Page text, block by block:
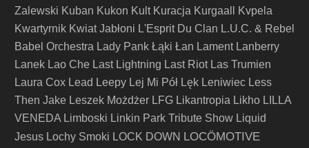
Zalewski Kuban Kukon Kult Kuracja Kurgaall
Kvpela
Kwartyrnik Kwiat Jabłoni L'Esprit Du Clan L.U.C. & Rebel
Babel Orchestra Lady Pank Łąki Łan Lament Lanberry
Lanek Lao Che Last Lightning Last Riot Las Trumien
Laura Cox Lead Leepy Lej Mi Pół Lęk Leniwiec Less
Then Jake Leszek Możdżer LFG Likantropia Likho LILLA
VENEDA Limboski Linkin Park Tribute Show Liquid
Jesus Lochy Smoki LOCK DOWN LOCÖMOTIVE